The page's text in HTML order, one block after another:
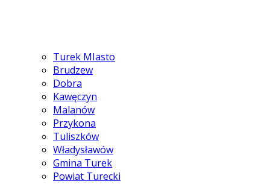
Turek MIasto
Brudzew
Dobra
Kawęczyn
Malanów
Przykona
Tuliszków
Władysławów
Gmina Turek
Powiat Turecki